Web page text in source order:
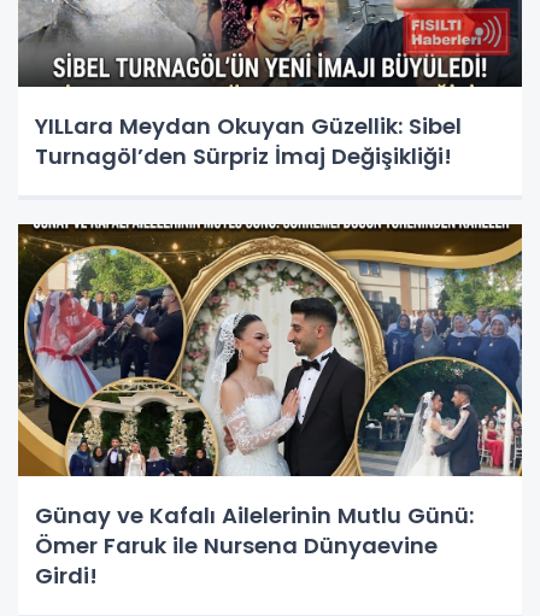
YILLara Meydan Okuyan Güzellik: Sibel
Turnagöl’den Sürpriz İmaj Değişikliği!
Günay ve Kafalı Ailelerinin Mutlu Günü:
Ömer Faruk ile Nursena Dünyaevine
Girdi!